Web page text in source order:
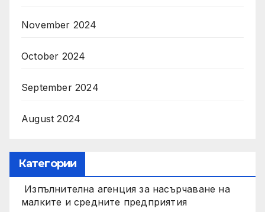
November 2024
October 2024
September 2024
August 2024
Категории
Изпълнителна агенция за насърчаване на
малките и средните предприятия